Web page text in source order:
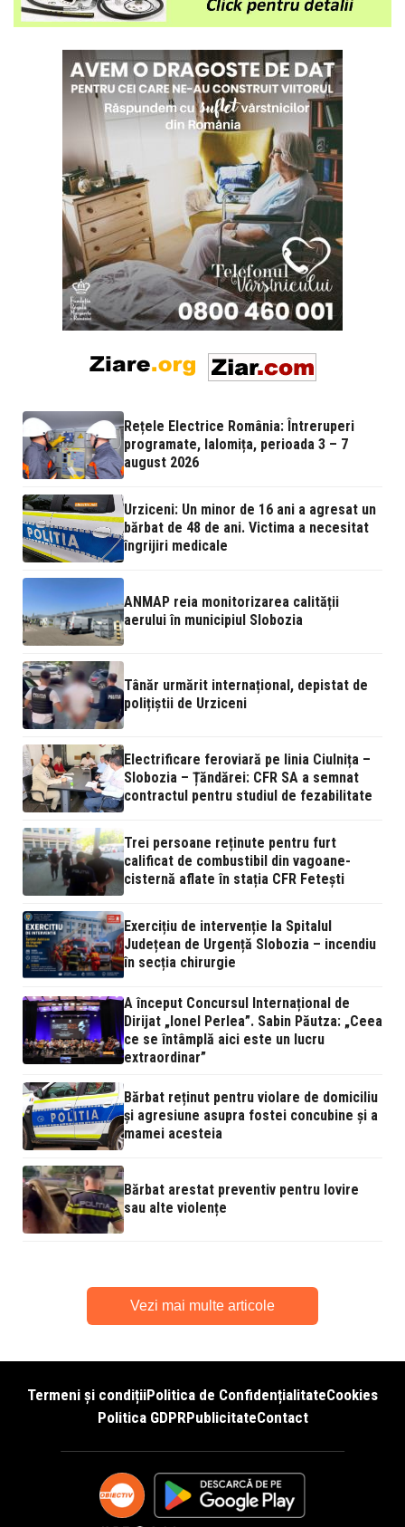
Rețele Electrice România: Întreruperi
programate, Ialomița, perioada 3 – 7
august 2026
Urziceni: Un minor de 16 ani a agresat un
bărbat de 48 de ani. Victima a necesitat
îngrijiri medicale
ANMAP reia monitorizarea calității
aerului în municipiul Slobozia
Tânăr urmărit internațional, depistat de
polițiștii de Urziceni
Electrificare feroviară pe linia Ciulnița –
Slobozia – Țăndărei: CFR SA a semnat
contractul pentru studiul de fezabilitate
Trei persoane reținute pentru furt
calificat de combustibil din vagoane-
cisternă aflate în stația CFR Fetești
Exercițiu de intervenție la Spitalul
Județean de Urgență Slobozia – incendiu
în secția chirurgie
A început Concursul Internațional de
Dirijat „Ionel Perlea”. Sabin Păutza: „Ceea
ce se întâmplă aici este un lucru
extraordinar”
Bărbat reținut pentru violare de domiciliu
și agresiune asupra fostei concubine și a
mamei acesteia
Bărbat arestat preventiv pentru lovire
sau alte violențe
Vezi mai multe articole
Termeni și condițiiPolitica de ConfidențialitateCookies
Politica GDPRPublicitateContact